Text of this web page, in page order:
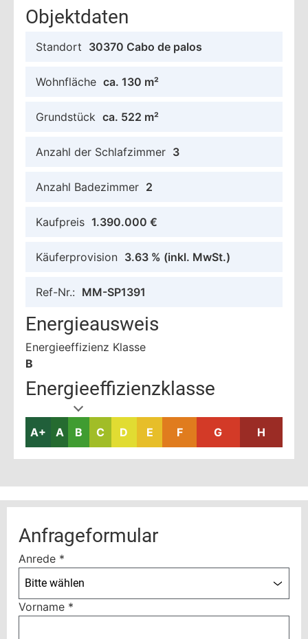
Objektdaten
Standort 30370 Cabo de palos
Wohnfläche ca. 130 m²
Grundstück ca. 522 m²
Anzahl der Schlafzimmer 3
Anzahl Badezimmer 2
Kaufpreis 1.390.000 €
Käuferprovision 3.63 % (inkl. MwSt.)
Ref-Nr.: MM-SP1391
Energieausweis
Energieeffizienz Klasse
B
Energieeffizienzklasse
A+ A B C D E F G H
Anfrageformular
Anrede *
Bitte wählen
Vorname *